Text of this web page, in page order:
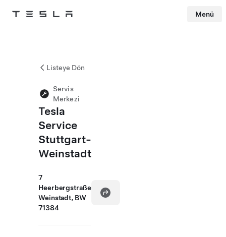
Tesla Menü
Listeye Dön
Servis
Merkezi
Tesla
Service
Stuttgart-
Weinstadt
7
Heerbergstraße
Weinstadt, BW
71384